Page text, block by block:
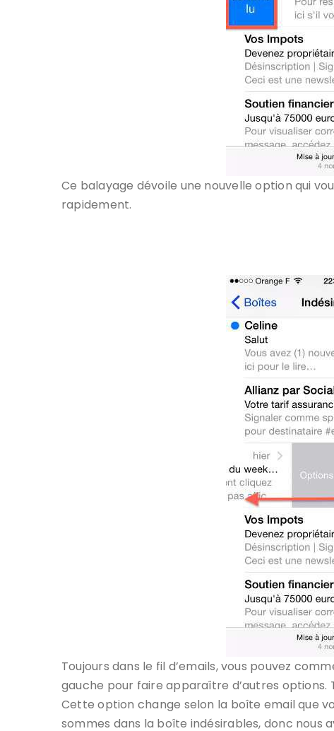
Ce balayage dévoile une nouvelle option qui
rapidement.
Toujours dans le fil d’emails, vous pouvez
gauche pour faire apparaître d’autres options.
Cette option change selon la boîte email que
sommes dans la boîte indésirables, donc